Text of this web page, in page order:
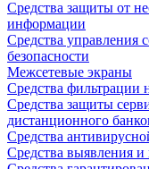
Средства защиты от
информации
Средства
безопасности
Межсетевые экраны
Средства фильтрации
Средства защиты
дистанционного
Средства
Средства выявления